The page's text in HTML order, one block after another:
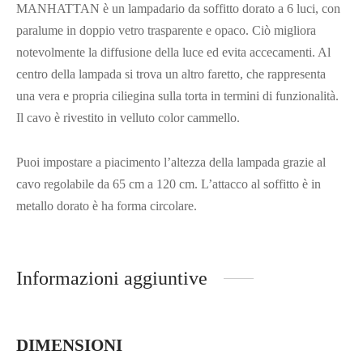
MANHATTAN è un lampadario da soffitto dorato a 6 luci, con
paralume in doppio vetro trasparente e opaco. Ciò migliora
notevolmente la diffusione della luce ed evita accecamenti. Al
centro della lampada si trova un altro faretto, che rappresenta
una vera e propria ciliegina sulla torta in termini di funzionalità.
Il cavo è rivestito in velluto color cammello.
Puoi impostare a piacimento l’altezza della lampada grazie al
cavo regolabile da 65 cm a 120 cm. L’attacco al soffitto è in
metallo dorato è ha forma circolare.
Informazioni aggiuntive
DIMENSIONI